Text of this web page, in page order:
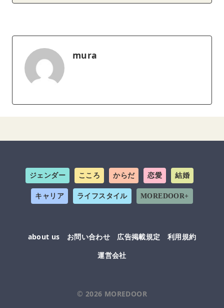
mura
ジェンダー こころ からだ 恋愛 結婚
キャリア ライフスタイル MOREDOOR+
about us お問い合わせ 広告掲載規定
利用規約
運営会社
© 2026 MOREDOOR